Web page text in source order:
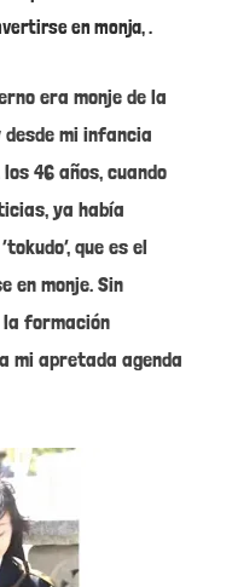
en monja, .
era monje de la
mi infancia
46 años, cuando
ya había
que es el
en monje. Sin
la formación
mi apretada agenda